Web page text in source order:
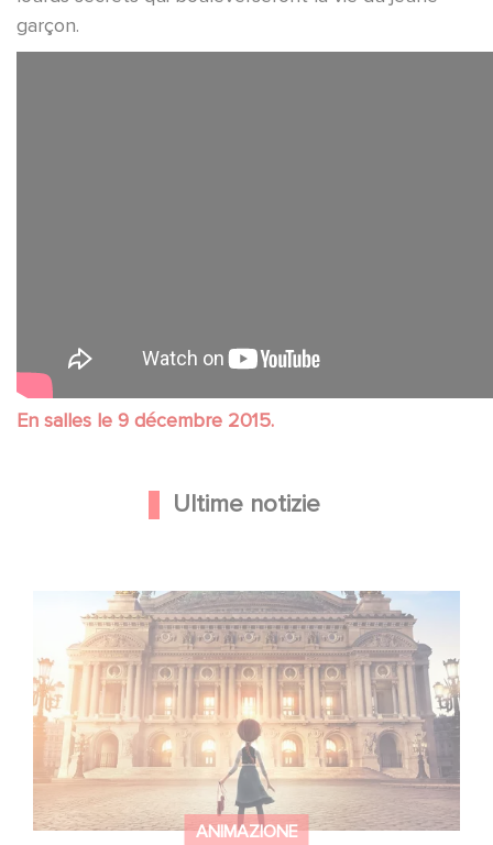
garçon.
En salles le 9 décembre 2015.
Ultime notizie
ANIMAZIONE
Gaumont e Good Hero annunciano il seguito di Ballerina